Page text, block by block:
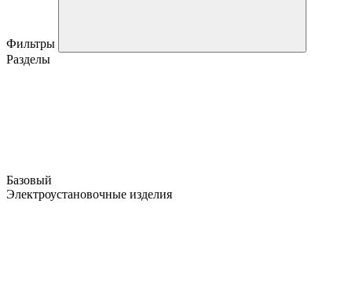
Фильтры
Разделы
Базовый
Электроустановочные изделия